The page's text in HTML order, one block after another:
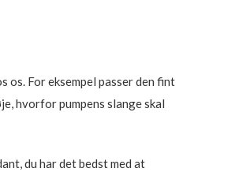
os. For eksempel passer den fint
hvorfor pumpens slange skal
du har det bedst med at